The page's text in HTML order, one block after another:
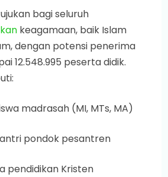
bagi seluruh
keagamaan, baik Islam
dengan potensi penerima
12.548.995 peserta didik.
madrasah (MI, MTs, MA)
pondok pesantren
pendidikan Kristen